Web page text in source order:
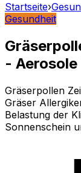
Startseite›
Gesundheit
-
Gräserpollen
Gräser
Belastung der
Sonnenschein